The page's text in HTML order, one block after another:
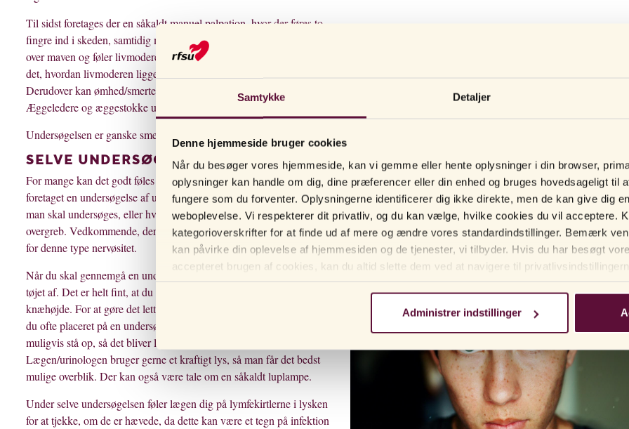
Samtykke Detaljer
Denne hjemmeside bruger cookies
Når du besøger vores hjemmeside, kan vi gemme eller hente oplysninger i din browser,
oplysninger kan handle om dig, dine præferencer eller din enhed og bruges hovedsageligt til
fungere som du forventer. Oplysningerne identificerer dig ikke direkte, men de kan give dig
weboplevelse. Vi respekterer dit privatliv, og du kan vælge, hvilke cookies du vil acceptere.
kategorioverskrifter for at finde ud af mere og ændre vores standardindstillinger. Bemærk
kan påvirke din oplevelse af hjemmesiden og de tjenester, vi tilbyder. Hvis du har besøgt
accepteret brugen af ​​cookies, kan du altid slette dem ved at navigere til
Administrer indstillinger
Til sidst foretages der en såkaldt manuel palpation, hvor der føres to
fingre ind i skeden, samtidig med at gynækologen holder en hånd
over maven og føler livmoderen mellem hænderne. Her undersøges
det, hvordan livmoderen ligger, ligesom dens størrelse kontrolleres.
Derudover kan ømhed/smerte og andre afvigelser opdages.
Æggeledere og æggestokke undersøges også på denne måde.
Undersøgelsen er ganske smertefri.
SELVE UNDERSØGELSEN
For mange kan det godt føles lidt blufærdigt og ubehageligt at få
foretaget en undersøgelse af underlivet, især hvis det er første gang,
man skal undersøges, eller hvis man skal undersøges efter et
overgreb. Vedkommende, der undersøger dig, har dog stor forståelse
for denne type nervøsitet.
Når du skal gennemgå en undersøgelse, behøver du ikke at tage alt
tøjet af. Det er helt fint, at du trækker bukser og underbukserne ned i
knæhøjde. For at gøre det lettere for den, som undersøger dig, bliver
du ofte placeret på en undersøgelsesbriks. Af og til skal du dog
muligvis stå op, så det bliver lettere at undersøge dine testikler.
Lægen/urinologen bruger gerne et kraftigt lys, så man får det bedst
mulige overblik. Der kan også være tale om en såkaldt luplampe.
Under selve undersøgelsen føler lægen dig på lymfekirtlerne i lysken
for at tjekke, om de er hævede, da dette kan være et tegn på infektion